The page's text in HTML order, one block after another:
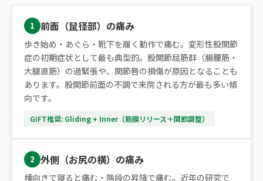
1 前面（鼠径部）の痛み
歩き始め・あぐら・靴下を履く動作で痛む。変形性股関節
症の初期症状として最も典型的。股関節屈筋群（腸腰筋・
大腿直筋）の過緊張や、関節唇の損傷が原因となることも
あります。股関節前面の不調で来院される方が最も多い傾
向です。
GIFT推奨: Gliding + Inner（筋膜リリース＋関節調整）
2 外側（お尻の横）の痛み
横向きで寝ると痛む・階段の昇降で痛む。近年の研究で